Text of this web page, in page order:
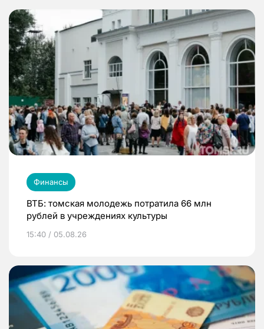
Финансы
ВТБ: томская молодежь потратила 66 млн
рублей в учреждениях культуры
15:40 / 05.08.26